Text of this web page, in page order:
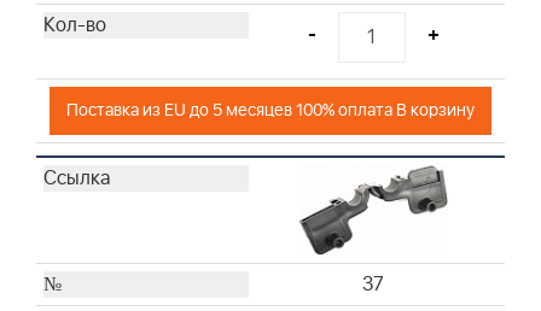
- +
Поставка из EU до 5 месяцев 100% оплата В корзину
37